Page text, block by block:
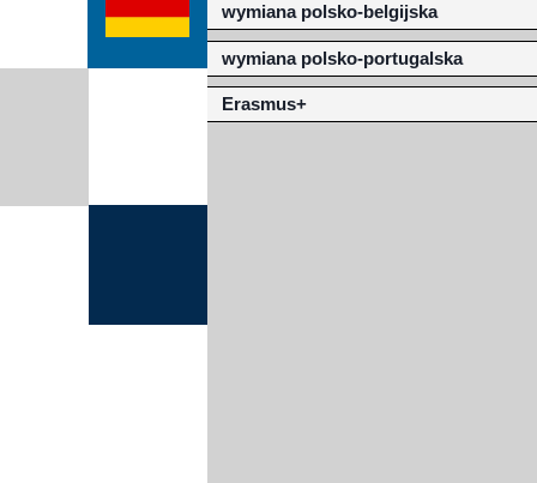
Kadra pedagogiczna
Rada Szkoły
Sukcesy
Matura
Samorząd Szkolny
Wykaz podręczników
Ważne
Regulamin
Dlaczego
Erasmus+
wymiana polsko-portugalska
wymiana polsko-belgijska